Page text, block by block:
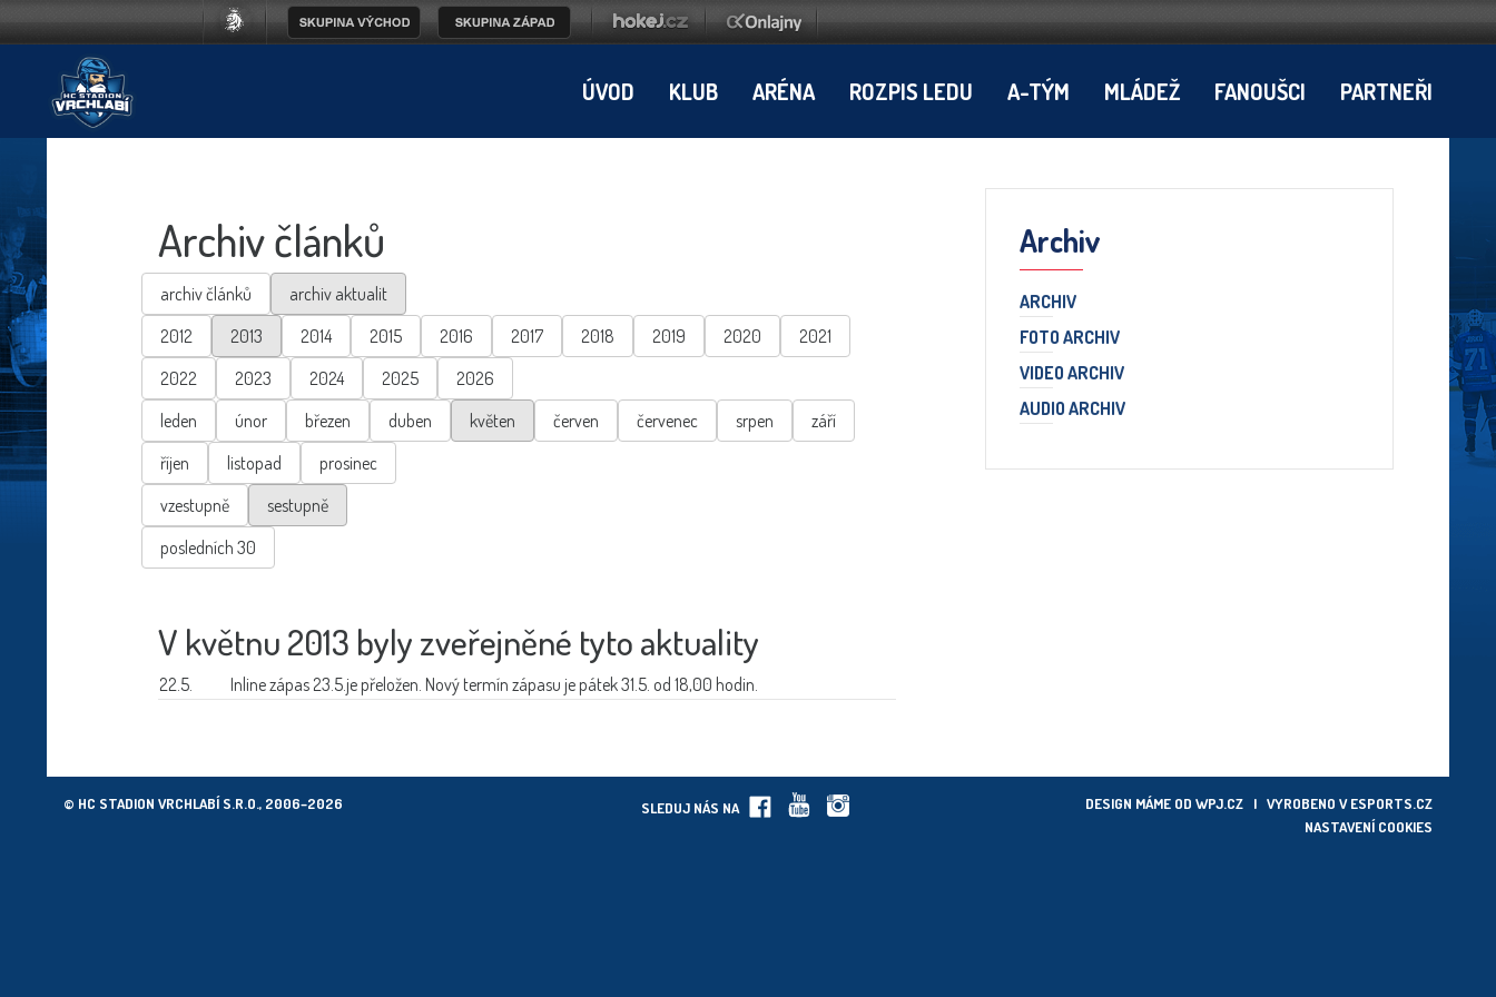
ÚVOD KLUB ARÉNA ROZPIS LEDU A-TÝM MLÁDEŽ FANOUŠCI PARTNEŘI
Archiv článků
archiv článků
archiv aktualit
2012
2013 2014 2015 2016 2017 2018 2019 2020
2021
2022
2023 2024 2025
2026
leden
únor březen duben květen červen červenec srpen
září
říjen
listopad
prosinec
vzestupně
sestupně
posledních 30
V květnu 2013 byly zveřejněné tyto aktuality
22.5. Inline zápas 23.5. je přeložen. Nový termín zápasu je pátek 31.5. od 18,00 hodin.
Archiv
ARCHIV
FOTO ARCHIV
VIDEO ARCHIV
AUDIO ARCHIV
© HC STADION VRCHLABÍ S.R.O., 2006–2026 SLEDUJ NÁS NA DESIGN MÁME OD WPJ.CZ | VYROBENO VESPORTS.CZ
NASTAVENÍ COOKIES